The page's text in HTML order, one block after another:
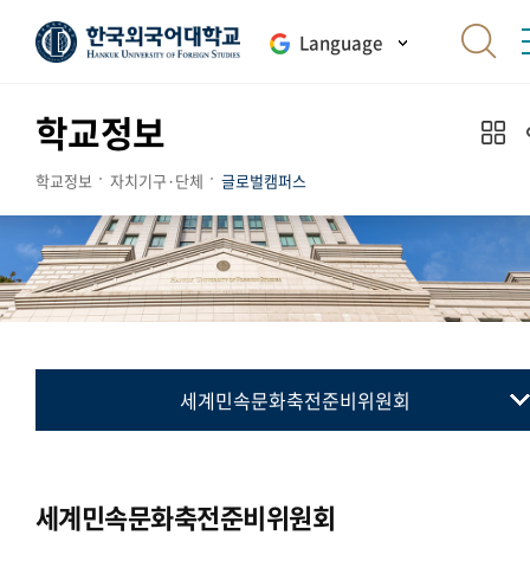
Language
학교정보
학교정보 자치기구·단체 글로벌캠퍼스
세계민속문화축전준비위원회
통·번역연합회
세계민속문화축전준비위원회